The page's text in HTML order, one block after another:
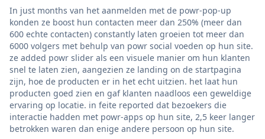
In just months van het aanmelden met de powr-pop-up
konden ze boost hun contacten meer dan 250% (meer dan
600 echte contacten) constantly laten groeien tot meer dan
6000 volgers met behulp van powr social voeden op hun site.
ze added powr slider als een visuele manier om hun klanten
snel te laten zien, aangezien ze landing on de startpagina
zijn, hoe de producten er in het echt uitzien. het laat hun
producten goed zien en gaf klanten naadloos een geweldige
ervaring op locatie. in feite reported dat bezoekers die
interactie hadden met powr-apps op hun site, 2,5 keer langer
betrokken waren dan enige andere persoon op hun site.